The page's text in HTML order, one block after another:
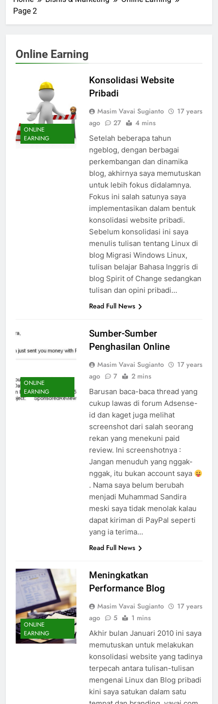
Page 2
Online Earning
ONLINE
EARNING
Konsolidasi Website
Pribadi
Masim Vavai Sugianto
17 years
ago
27 4 mins
Setelah beberapa tahun
ngeblog, dengan berbagai
perkembangan dan dinamika
blog, akhirnya saya memutuskan
untuk lebih fokus didalamnya.
Fokus ini salah satunya saya
implementasikan dalam bentuk
konsolidasi website pribadi.
Sebelum konsolidasi ini saya
menulis tulisan tentang Linux di
blog Migrasi Windows Linux,
tulisan belajar Bahasa Inggris di
blog Spirit of Change sedangkan
tulisan dan opini pribadi…
Read Full News
ONLINE
EARNING
Sumber-Sumber
Penghasilan Online
Masim Vavai Sugianto
17 years
ago
7 2 mins
Barusan baca-baca thread yang
cukup lawas di forum Adsense-
id dan kaget juga melihat
screenshot dari salah seorang
rekan yang menekuni paid
review. Ini screenshotnya :
Jangan menuduh yang nggak-
nggak, itu bukan account saya
. Nama saya belum berubah
menjadi Muhammad Sandira
meski saya tidak menolak kalau
dapat kiriman di PayPal seperti
yang ia terima…
Read Full News
ONLINE
EARNING
Meningkatkan
Performance Blog
Masim Vavai Sugianto
17 years
ago
5 1 mins
Akhir bulan Januari 2010 ini saya
memutuskan untuk melakukan
konsolidasi website yang tadinya
terpecah antara tulisan-tulisan
mengenai Linux dan Blog pribadi
kini saya satukan dalam satu